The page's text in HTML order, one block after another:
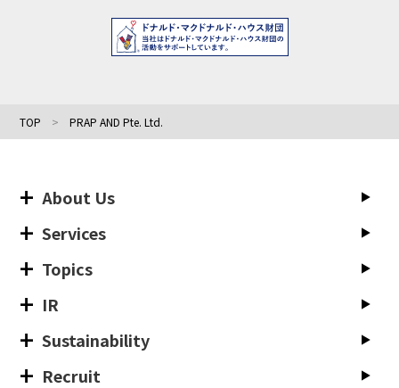
TOP PRAP AND Pte. Ltd.
About Us
Services
Topics
IR
Sustainability
Recruit